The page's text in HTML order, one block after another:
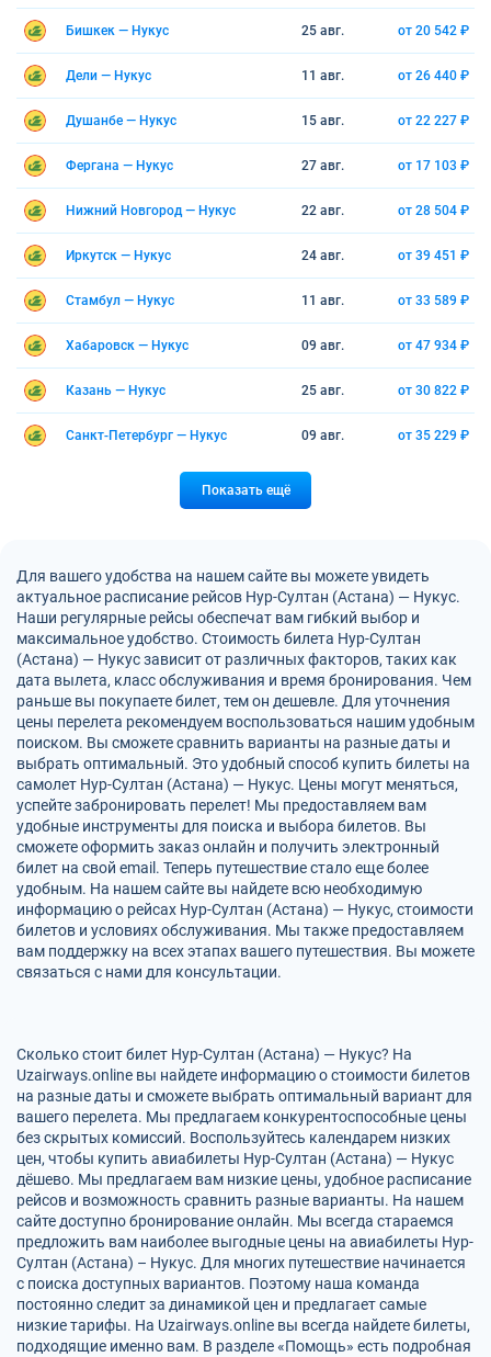
Бишкек — Нукус 25 авг. от 20 542 ₽
Дели — Нукус 11 авг. от 26 440 ₽
Душанбе — Нукус 15 авг. от 22 227 ₽
Фергана — Нукус 27 авг. от 17 103 ₽
Нижний Новгород — Нукус 22 авг. от 28 504 ₽
Иркутск — Нукус 24 авг. от 39 451 ₽
Стамбул — Нукус 11 авг. от 33 589 ₽
Хабаровск — Нукус 09 авг. от 47 934 ₽
Казань — Нукус 25 авг. от 30 822 ₽
Санкт-Петербург — Нукус 09 авг. от 35 229 ₽
Показать ещё
Для вашего удобства на нашем сайте вы можете увидеть
актуальное расписание рейсов Нур-Султан (Астана) — Нукус.
Наши регулярные рейсы обеспечат вам гибкий выбор и
максимальное удобство. Стоимость билета Нур-Султан
(Астана) — Нукус зависит от различных факторов, таких как
дата вылета, класс обслуживания и время бронирования. Чем
раньше вы покупаете билет, тем он дешевле. Для уточнения
цены перелета рекомендуем воспользоваться нашим удобным
поиском. Вы сможете сравнить варианты на разные даты и
выбрать оптимальный. Это удобный способ купить билеты на
самолет Нур-Султан (Астана) — Нукус. Цены могут меняться,
успейте забронировать перелет! Мы предоставляем вам
удобные инструменты для поиска и выбора билетов. Вы
сможете оформить заказ онлайн и получить электронный
билет на свой email. Теперь путешествие стало еще более
удобным. На нашем сайте вы найдете всю необходимую
информацию о рейсах Нур-Султан (Астана) — Нукус, стоимости
билетов и условиях обслуживания. Мы также предоставляем
вам поддержку на всех этапах вашего путешествия. Вы можете
связаться с нами для консультации.
Сколько стоит билет Нур-Султан (Астана) — Нукус? На
Uzairways.online вы найдете информацию о стоимости билетов
на разные даты и сможете выбрать оптимальный вариант для
вашего перелета. Мы предлагаем конкурентоспособные цены
без скрытых комиссий. Воспользуйтесь календарем низких
цен, чтобы купить авиабилеты Нур-Султан (Астана) — Нукус
дёшево. Мы предлагаем вам низкие цены, удобное расписание
рейсов и возможность сравнить разные варианты. На нашем
сайте доступно бронирование онлайн. Мы всегда стараемся
предложить вам наиболее выгодные цены на авиабилеты Нур-
Султан (Астана) – Нукус. Для многих путешествие начинается
с поиска доступных вариантов. Поэтому наша команда
постоянно следит за динамикой цен и предлагает самые
низкие тарифы. На Uzairways.online вы всегда найдете билеты,
подходящие именно вам. В разделе «Помощь» есть подробная